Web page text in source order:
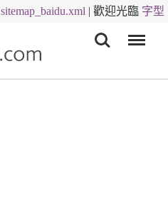
sitemap_baidu.xml | 歡迎光臨 字型